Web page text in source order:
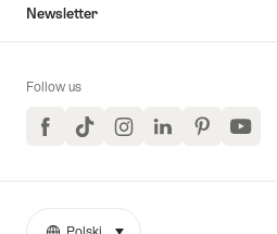
Newsletter
Follow us
FacebookTikTokInstagramLinkedInPinterestYouTube